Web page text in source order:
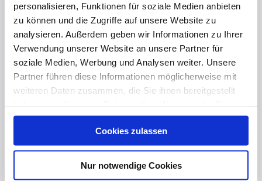
personalisieren, Funktionen für soziale Medien anbieten
zu können und die Zugriffe auf unsere Website zu
analysieren. Außerdem geben wir Informationen zu Ihrer
Verwendung unserer Website an unsere Partner für
soziale Medien, Werbung und Analysen weiter. Unsere
Partner führen diese Informationen möglicherweise mit
weiteren Daten zusammen, die Sie ihnen bereitgestellt
gesammelt haben. Hier finden Sie Informationen zum
und unserImpressum.
Cookies zulassen
Nur notwendige Cookies
vor 2 Jahren